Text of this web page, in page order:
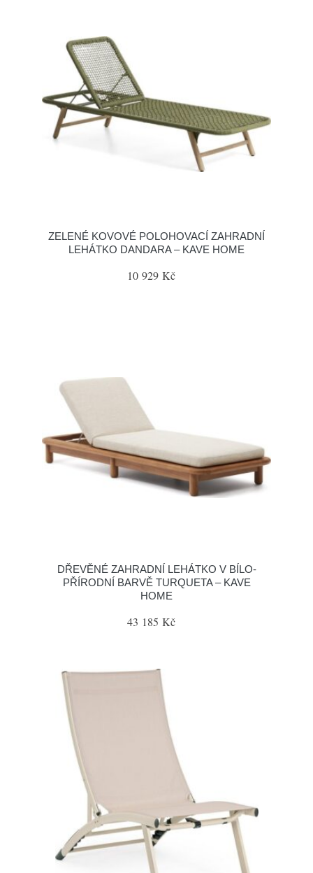
ZELENÉ KOVOVÉ POLOHOVACÍ ZAHRADNÍ
LEHÁTKO DANDARA – KAVE HOME
10 929 Kč
DŘEVĚNÉ ZAHRADNÍ LEHÁTKO V BÍLO-
PŘÍRODNÍ BARVĚ TURQUETA – KAVE
HOME
43 185 Kč